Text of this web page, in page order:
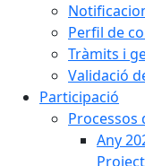
Perfil de
Tràmits i
Validació
Participació
Processos
Any